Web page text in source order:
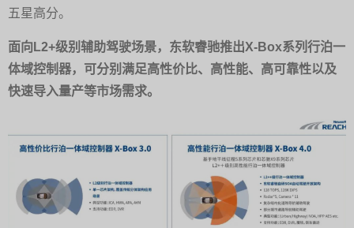
五星高分。
面向L2+级别辅助驾驶场景，东软睿驰推出X-Box系列行泊一
体域控制器，可分别满足高性价比、高性能、高可靠性以及
快速导入量产等市场需求。